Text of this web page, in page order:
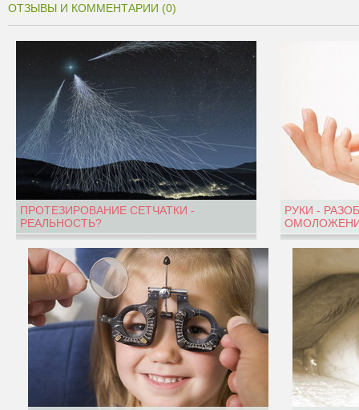
ОТЗЫВЫ И КОММЕНТАРИИ (0)
ПРОТЕЗИРОВАНИЕ СЕТЧАТКИ -
РЕАЛЬНОСТЬ?
РУКИ -